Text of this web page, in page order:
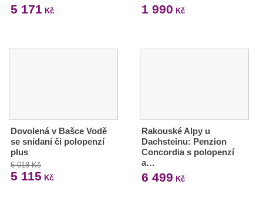
5 171 Kč 1 990 Kč
Dovolená v Bašce Vodě
se snídaní či polopenzí
plus
6 018 Kč
5 115 Kč
Rakouské Alpy u
Dachsteinu: Penzion
Concordia s polopenzí
a…
6 499 Kč